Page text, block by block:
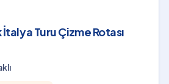
Turu Çizme Rotası